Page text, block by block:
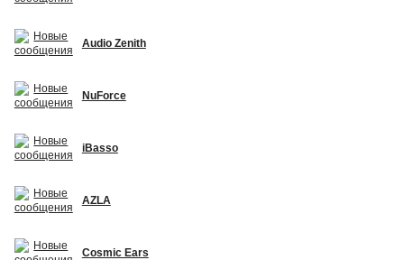
Audio Zenith
NuForce
iBasso
AZLA
Cosmic Ears